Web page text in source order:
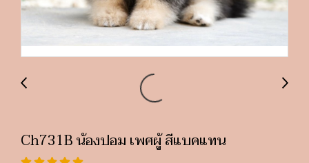
Ch731B น้องปอม เพศผู้ สีแบคแทน